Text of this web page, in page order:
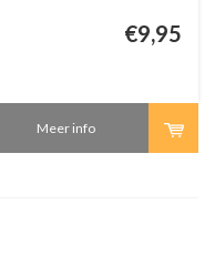
€9,95
Meer info